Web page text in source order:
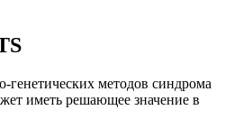
генетических методов синдрома
иметь решающее значение в